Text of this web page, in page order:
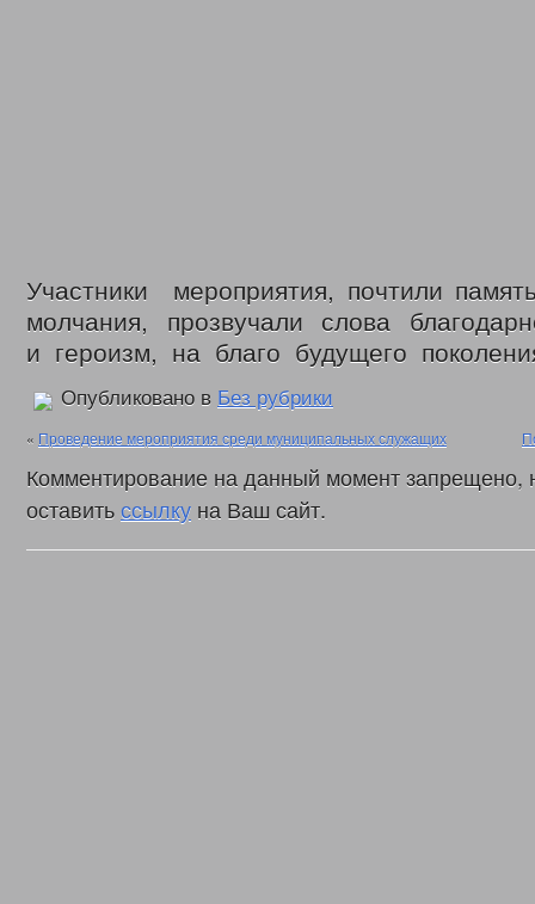
Участники мероприятия, почтили
молчания, прозвучали слова
и героизм, на благо будущего
Опубликовано в Без рубрики
« Проведение мероприятия среди муниципальных служащих
Комментирование на данный момент запрещено,
оставитьссылку на Ваш сайт.